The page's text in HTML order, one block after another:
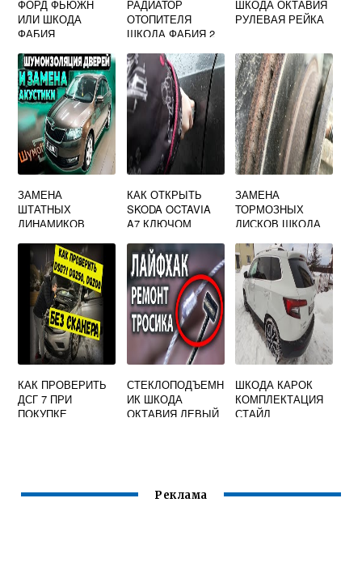
ФОРД ФЬЮЖН
ИЛИ ШКОДА
ФАБИЯ
РАДИАТОР
ОТОПИТЕЛЯ
ШКОДА ФАБИЯ 2
ШКОДА ОКТАВИЯ
РУЛЕВАЯ РЕЙКА
ЗАМЕНА
ШТАТНЫХ
ДИНАМИКОВ
КАК ОТКРЫТЬ
SKODA OCTAVIA
A7 КЛЮЧОМ
ЗАМЕНА
ТОРМОЗНЫХ
ДИСКОВ ШКОДА
КАК ПРОВЕРИТЬ
ДСГ 7 ПРИ
ПОКУПКЕ
СТЕКЛОПОДЪЕМН
ИК ШКОДА
ОКТАВИЯ ЛЕВЫЙ
ШКОДА КАРОК
КОМПЛЕКТАЦИЯ
СТАЙЛ
Реклама